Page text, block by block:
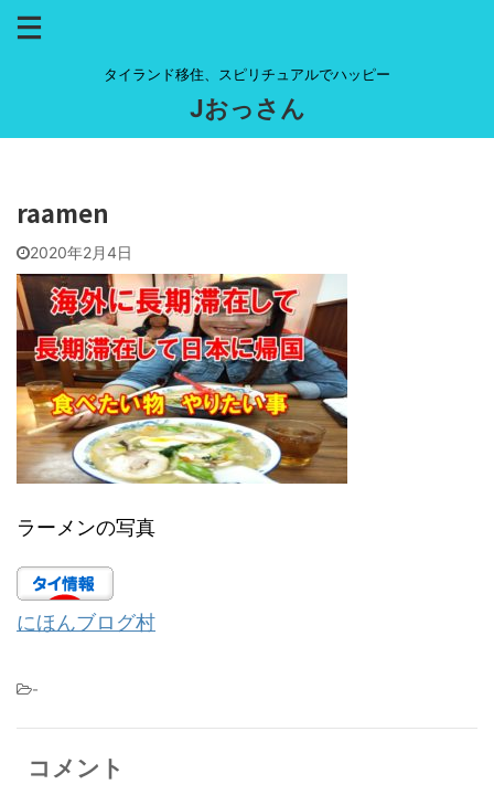
タイランド移住、スピリチュアルでハッピー
Jおっさん
raamen
2020年2月4日
ラーメンの写真
にほんブログ村
-
コメント